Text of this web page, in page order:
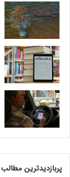
پربازدیدترین مطالب